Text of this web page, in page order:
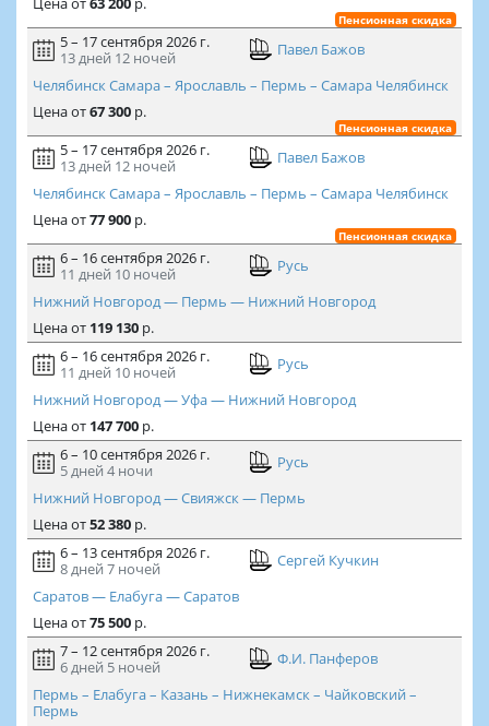
Пенсионная скидка
5 – 17 сентября 2026 г.
13 дней 12 ночей
Павел Бажов
Челябинск Самара – Ярославль – Пермь – Самара Челябинск
Ценаот67 300р.
Пенсионная скидка
5 – 17 сентября 2026 г.
13 дней 12 ночей
Павел Бажов
Челябинск Самара – Ярославль – Пермь – Самара Челябинск
Ценаот77 900р.
Пенсионная скидка
6 – 16 сентября 2026 г.
11 дней 10 ночей
Русь
Нижний Новгород — Пермь — Нижний Новгород
Ценаот 119 130р.
6 – 16 сентября 2026 г.
11 дней 10 ночей
Русь
Нижний Новгород — Уфа — Нижний Новгород
Ценаот 147 700р.
6 – 10 сентября 2026 г.
5 дней 4 ночи
Русь
Нижний Новгород — Свияжск — Пермь
Ценаот52 380р.
6 – 13 сентября 2026 г.
8 дней 7 ночей
Сергей Кучкин
Саратов — Елабуга — Саратов
Ценаот75 500р.
7 – 12 сентября 2026 г.
6 дней 5 ночей
Ф.И. Панферов
Пермь – Елабуга – Казань – Нижнекамск – Чайковский –
Пермь